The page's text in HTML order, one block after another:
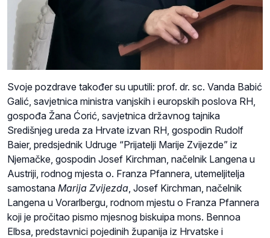
Svoje pozdrave također su uputili: prof. dr. sc. Vanda Babić
Galić, savjetnica ministra vanjskih i europskih poslova RH,
gospođa Žana Ćorić, savjetnica državnog tajnika
Središnjeg ureda za Hrvate izvan RH, gospodin Rudolf
Baier, predsjednik Udruge “Prijatelji Marije Zvijezde” iz
Njemačke, gospodin Josef Kirchman, načelnik Langena u
Austriji, rodnog mjesta o. Franza Pfannera, utemeljitelja
samostana Marija Zvijezda , Josef Kirchman, načelnik
Langena u Vorarlbergu, rodnom mjestu o Franza Pfannera
koji je pročitao pismo mjesnog biskuipa mons. Bennoa
Elbsa, predstavnici pojedinih županija iz Hrvatske i